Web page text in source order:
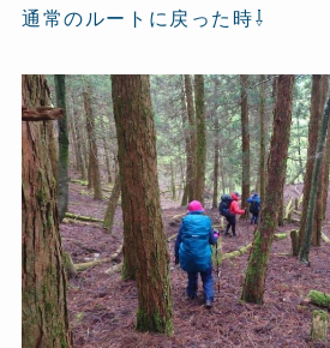
通常のルートに戻った時⇩